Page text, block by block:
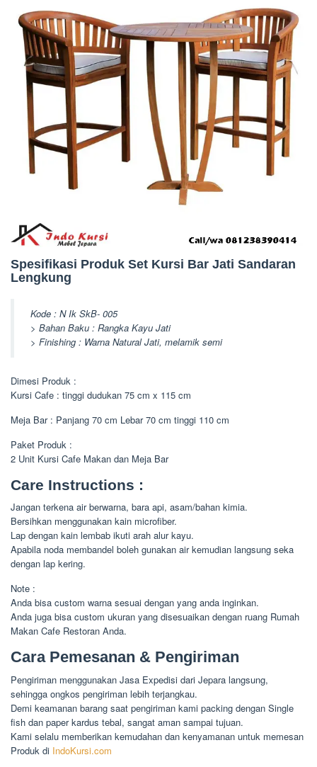
Spesifikasi Produk Set Kursi Bar Jati Sandaran
Lengkung
Kode : N Ik SkB- 005
> Bahan Baku : Rangka Kayu Jati
> Finishing : Warna Natural Jati, melamik semi
Dimesi Produk :
Kursi Cafe : tinggi dudukan 75 cm x 115 cm
Meja Bar : Panjang 70 cm Lebar 70 cm tinggi 110 cm
Paket Produk :
2 Unit Kursi Cafe Makan dan Meja Bar
Care Instructions :
Jangan terkena air berwarna, bara api, asam/bahan kimia.
Bersihkan menggunakan kain microfiber.
Lap dengan kain lembab ikuti arah alur kayu.
Apabila noda membandel boleh gunakan air kemudian langsung seka
dengan lap kering.
Note :
Anda bisa custom warna sesuai dengan yang anda inginkan.
Anda juga bisa custom ukuran yang disesuaikan dengan ruang Rumah
Makan Cafe Restoran Anda.
Cara Pemesanan & Pengiriman
Pengiriman menggunakan Jasa Expedisi dari Jepara langsung,
sehingga ongkos pengiriman lebih terjangkau.
Demi keamanan barang saat pengiriman kami packing dengan Single
fish dan paper kardus tebal, sangat aman sampai tujuan.
Kami selalu memberikan kemudahan dan kenyamanan untuk memesan
Produk di IndoKursi.com